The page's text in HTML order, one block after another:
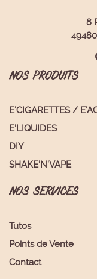
8
NOS PRODUITS
E’CIGARETTES /
E’LIQUIDES
DIY
SHAKE’N’VAPE
NOS SERVICES
Tutos
Points de Vente
Contact